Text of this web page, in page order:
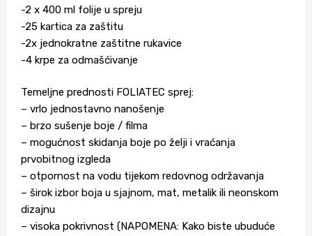
-2 x 400 ml folije u spreju
-25 kartica za zaštitu
-2x jednokratne zaštitne rukavice
-4 krpe za odmašćivanje
Temeljne prednosti FOLIATEC sprej:
– vrlo jednostavno nanošenje
– brzo sušenje boje / filma
– mogućnost skidanja boje po želji i vraćanja
prvobitnog izgleda
– otpornost na vodu tijekom redovnog održavanja
– širok izbor boja u sjajnom, mat, metalik ili neonskom
dizajnu
– visoka pokrivnost (NAPOMENA: Kako biste ubuduće